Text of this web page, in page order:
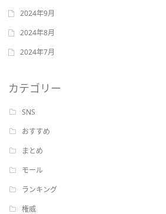
2024年9月
2024年8月
2024年7月
カテゴリー
SNS
おすすめ
まとめ
モール
ランキング
権威